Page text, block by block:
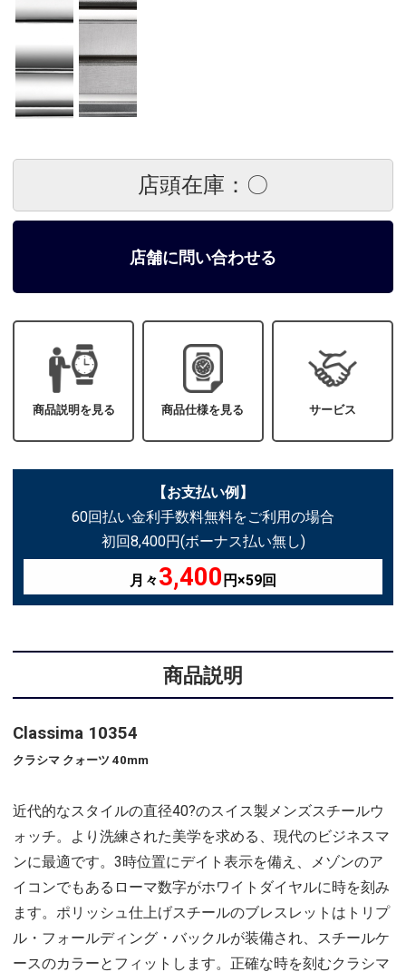
店頭在庫：〇
店舗に問い合わせる
商品説明を見る 商品仕様を見る サービス
【お支払い例】
60回払い金利手数料無料をご利用の場合
初回8,400円(ボーナス払い無し)
月々3,400 円×59回
商品説明
Classima 10354
クラシマ クォーツ 40mm
近代的なスタイルの直径40?のスイス製メンズスチールウ
ォッチ。より洗練された美学を求める、現代のビジネスマ
ンに最適です。3時位置にデイト表示を備え、メゾンのア
イコンでもあるローマ数字がホワイトダイヤルに時を刻み
ます。ポリッシュ仕上げスチールのブレスレットはトリプ
ル・フォールディング・バックルが装備され、スチールケ
ースのカラーとフィットします。正確な時を刻むクラシマ